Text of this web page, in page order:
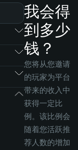
我会得
到多少
钱？
您将从您邀请
的玩家为平台
带来的收入中
获得一定比
例。该比例会
随着您活跃推
荐人数的增加